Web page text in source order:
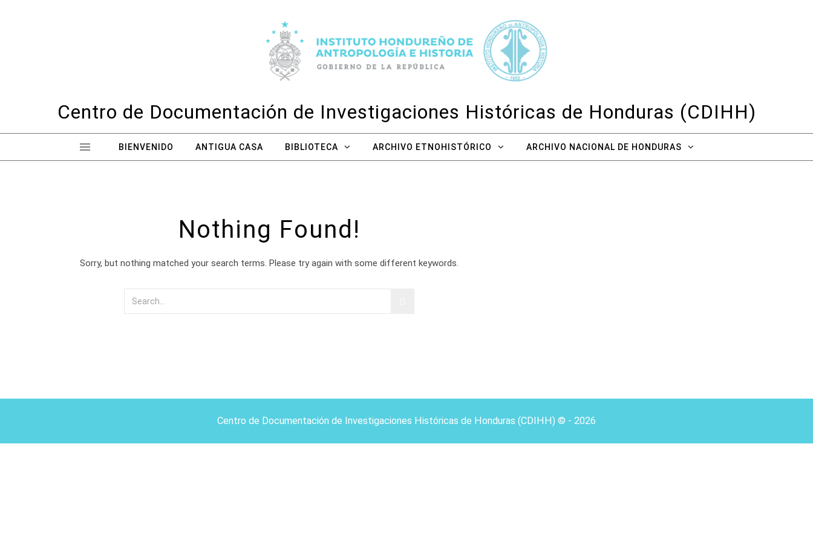
Centro de Documentación de Investigaciones Históricas de Honduras (CDIHH)
BIENVENIDO ANTIGUA CASA BIBLIOTECA ARCHIVO ETNOHISTÓRICO ARCHIVO NACIONAL DE HONDURAS
Nothing Found!
Sorry, but nothing matched your search terms. Please try again with some different keywords.
Centro de Documentación de Investigaciones Históricas de Honduras (CDIHH) © - 2026